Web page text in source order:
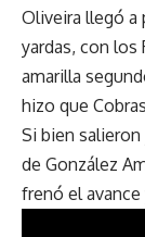
Oliveira llegó a
yardas, con los
amarilla
hizo que
Si bien
de González
frenó el